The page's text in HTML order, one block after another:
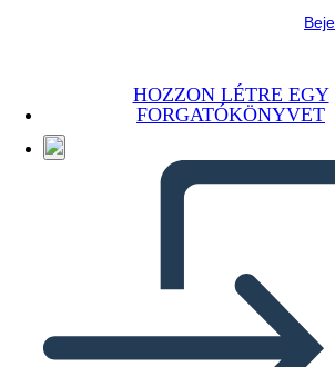
HOZZON LÉTRE EGY
FORGATÓKÖNYVET